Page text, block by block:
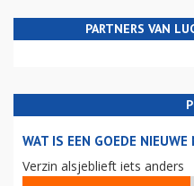
PARTNERS VAN
WAT IS EEN GOEDE
Verzin alsjeblieft iets anders